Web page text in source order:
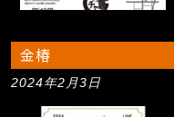
金椿
2024年2月3日